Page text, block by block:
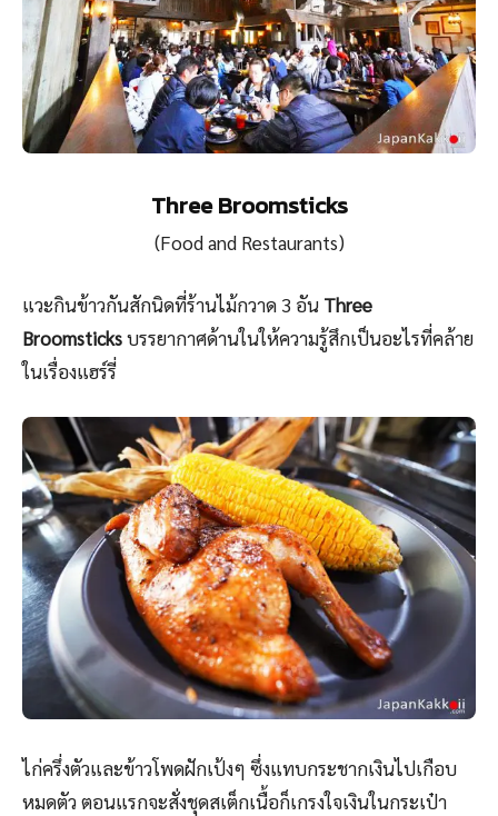
Three Broomsticks
(Food and Restaurants)
แวะกินข้าวกันสักนิดที่ร้านไม้กวาด 3 อัน Three
Broomsticksบรรยากาศด้านในให้ความรู้สึกเป็นอะไรที่คล้าย
ในเรื่องแฮร์รี่
ไก่ครึ่งตัวและข้าวโพดฝักเป้งๆ ซึ่งแทบกระชากเงินไปเกือบ
หมดตัว ตอนแรกจะสั่งชุดสเต็กเนื้อก็เกรงใจเงินในกระเป๋า